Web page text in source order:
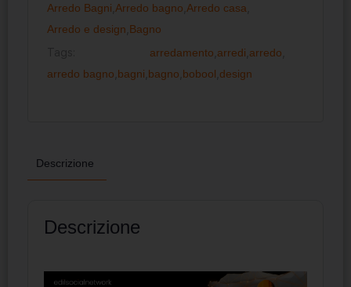
Arredo Bagni Arredo bagno Arredo casa
Arredo e design Bagno
arredamento arredi arredo
arredo bagno bagni bagno bobool design
Descrizione
Descrizione